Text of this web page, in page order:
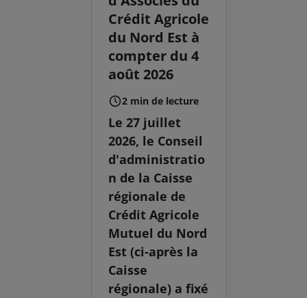
Crédit Agricole
du Nord Est à
compter du 4
août 2026
2 min de lecture
Le 27 juillet
2026, le Conseil
d'administratio
n de la Caisse
régionale de
Crédit Agricole
Mutuel du Nord
Est (ci-après la
Caisse
régionale) a fixé